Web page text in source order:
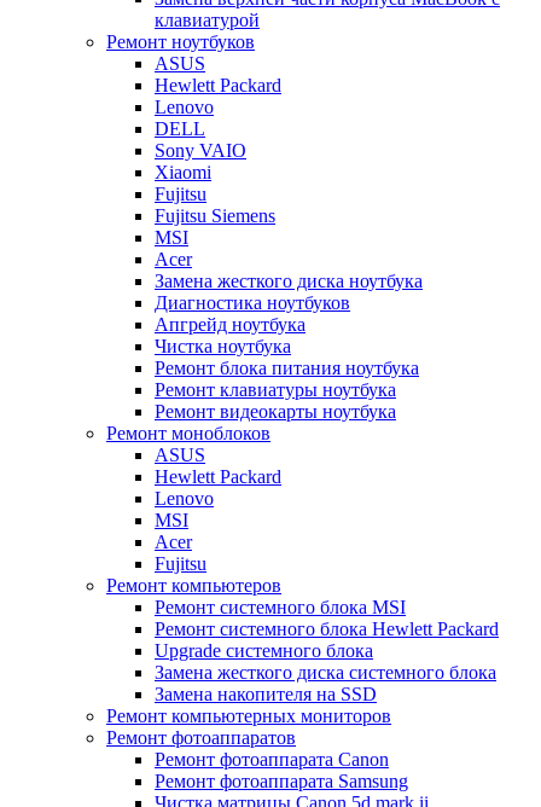
клавиатурой
Ремонт ноутбуков
ASUS
Hewlett Packard
Lenovo
DELL
Sony VAIO
Xiaomi
Fujitsu
Fujitsu Siemens
MSI
Acer
Замена жесткого диска ноутбука
Диагностика ноутбуков
Апгрейд ноутбука
Чистка ноутбука
Ремонт блока питания ноутбука
Ремонт клавиатуры ноутбука
Ремонт видеокарты ноутбука
Ремонт моноблоков
ASUS
Hewlett Packard
Lenovo
MSI
Acer
Fujitsu
Ремонт компьютеров
Ремонт системного блока MSI
Ремонт системного блока Hewlett Packard
Upgrade системного блока
Замена жесткого диска системного блока
Замена накопителя на SSD
Ремонт компьютерных мониторов
Ремонт фотоаппаратов
Ремонт фотоаппарата Canon
Ремонт фотоаппарата Samsung
Чистка матрицы Canon 5d mark ii